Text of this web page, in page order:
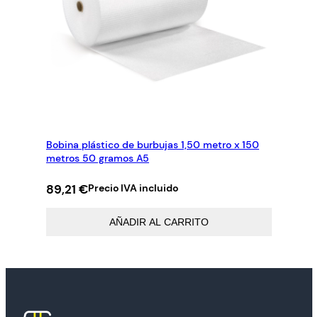
Bobina plástico de burbujas 1,50 metro x 150
metros 50 gramos A5
89,21 €Precio IVA incluido
AÑADIR AL CARRITO